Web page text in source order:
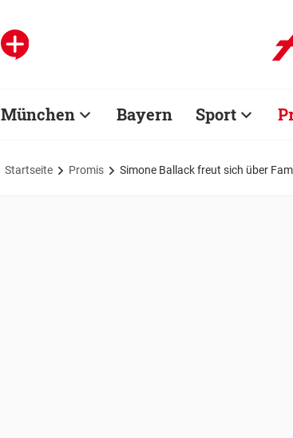
München Bayern Sport
Startseite Promis Simone Ballack freut sich über